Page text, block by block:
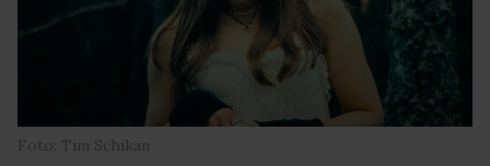
Foto: Tim Schikan